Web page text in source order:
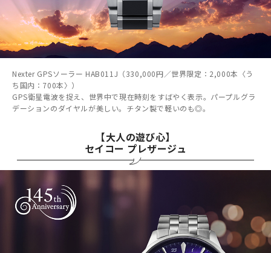
Nexter GPSソーラー HAB011J（330,000円／世界限定：2,000本〈う
ち国内：700本〉）
GPS衛星電波を捉え、世界中で現在時刻をすばやく表示。パープルグラ
デーションのダイヤルが美しい。チタン製で軽いのも◎。
【大人の遊び心】
セイコー プレザージュ